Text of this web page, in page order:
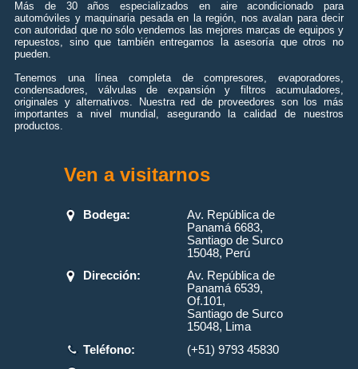
Más de 30 años especializados en aire acondicionado para
automóviles y maquinaria pesada en la región, nos avalan para decir
con autoridad que no sólo vendemos las mejores marcas de equipos y
repuestos, sino que también entregamos la asesoría que otros no
pueden.
Tenemos una línea completa de compresores, evaporadores,
condensadores, válvulas de expansión y filtros acumuladores,
originales y alternativos. Nuestra red de proveedores son los más
importantes a nivel mundial, asegurando la calidad de nuestros
productos.
Ven a visitarnos
Bodega:
Av. República de
Panamá 6683,
Santiago de Surco
15048, Perú
Dirección:
Av. República de
Panamá 6539,
Of.101,
Santiago de Surco
15048, Lima
Teléfono:
(+51) 9793 45830